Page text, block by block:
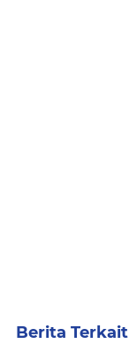
Berita Terkait